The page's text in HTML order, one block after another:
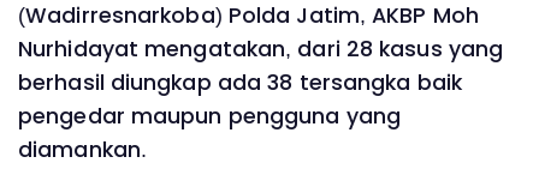
(Wadirresnarkoba) Polda Jatim, AKBP Moh
Nurhidayat mengatakan, dari 28 kasus yang
berhasil diungkap ada 38 tersangka baik
pengedar maupun pengguna yang
diamankan.